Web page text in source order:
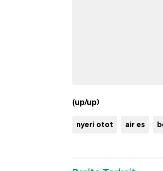
(up/up)
nyeri otot air es